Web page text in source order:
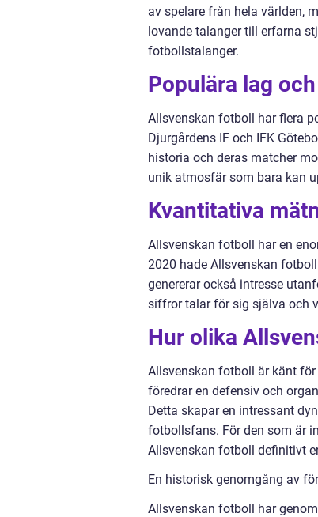
av spelare från hela världen,
lovande talanger till erfarna
fotbollstalanger.
Populära lag
Allsvenskan fotboll har flera
Djurgårdens IF och IFK
historia och deras matcher
unik atmosfär som bara kan
Kvantitativa
Allsvenskan fotboll har en
2020 hade Allsvenskan
genererar också intresse
siffror talar för sig själva och
Hur olika
Allsvenskan fotboll är känt
föredrar en defensiv och
Detta skapar en intressant
fotbollsfans. För den som är
Allsvenskan fotboll definitivt
En historisk genomgång av
Allsvenskan fotboll har